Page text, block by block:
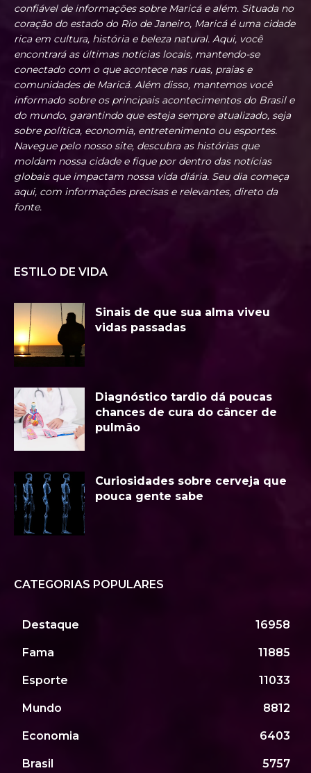
confiável de informações sobre Maricá e além. Situada no
coração do estado do Rio de Janeiro, Maricá é uma cidade
rica em cultura, história e beleza natural. Aqui, você
encontrará as últimas notícias locais, mantendo-se
conectado com o que acontece nas ruas, praias e
comunidades de Maricá. Além disso, mantemos você
informado sobre os principais acontecimentos do Brasil e
do mundo, garantindo que esteja sempre atualizado, seja
sobre política, economia, entretenimento ou esportes.
Navegue pelo nosso site, descubra as histórias que
moldam nossa cidade e fique por dentro das notícias
globais que impactam nossa vida diária. Seu dia começa
aqui, com informações precisas e relevantes, direto da
fonte.
ESTILO DE VIDA
Sinais de que sua alma viveu
vidas passadas
Diagnóstico tardio dá poucas
chances de cura do câncer de
pulmão
Curiosidades sobre cerveja que
pouca gente sabe
CATEGORIAS POPULARES
Destaque 16958
Fama 11885
Esporte 11033
Mundo 8812
Economia 6403
Brasil 5757